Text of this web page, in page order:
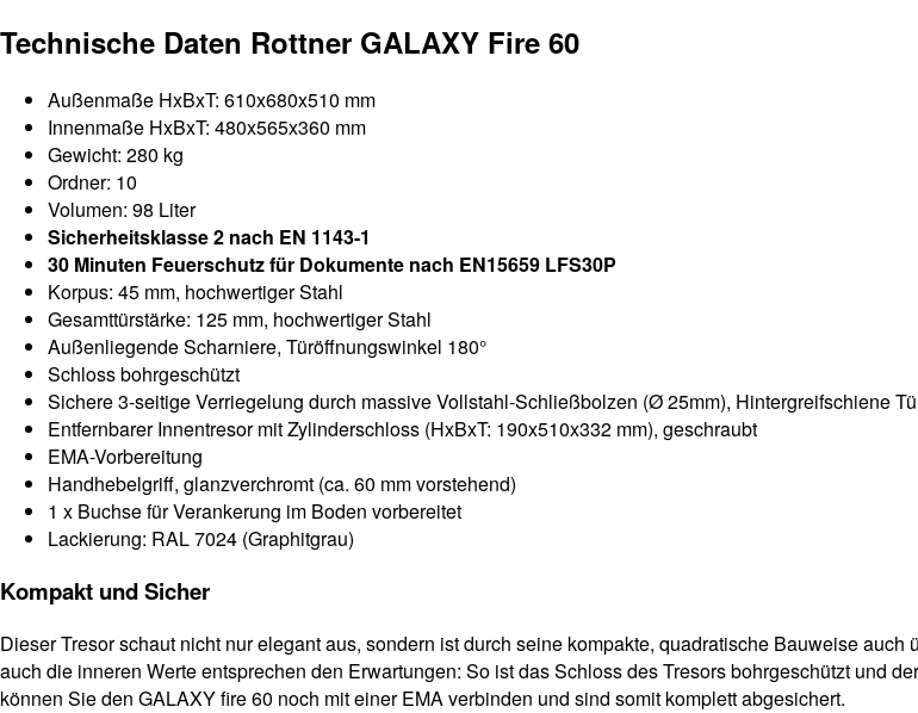
Technische Daten Rottner GALAXY Fire 60
Außenmaße HxBxT: 610x680x510 mm
Innenmaße HxBxT: 480x565x360 mm
Gewicht: 280 kg
Ordner: 10
Volumen: 98 Liter
Sicherheitsklasse 2 nach EN 1143-1
30 Minuten Feuerschutz für Dokumente nach EN15659 LFS30P
Korpus: 45 mm, hochwertiger Stahl
Gesamttürstärke: 125 mm, hochwertiger Stahl
Außenliegende Scharniere, Türöffnungswinkel 180°
Schloss bohrgeschützt
Sichere 3-seitige Verriegelung durch massive Vollstahl-Schließbolzen (Ø 25mm), Hintergreifschiene
Entfernbarer Innentresor mit Zylinderschloss (HxBxT: 190x510x332 mm), geschraubt
EMA-Vorbereitung
Handhebelgriff, glanzverchromt (ca. 60 mm vorstehend)
1 x Buchse für Verankerung im Boden vorbereitet
Lackierung: RAL 7024 (Graphitgrau)
Kompakt und Sicher
Dieser Tresor schaut nicht nur elegant aus, sondern ist durch seine kompakte, quadratische Bauweise
auch die inneren Werte entsprechen den Erwartungen: So ist das Schloss des Tresors bohrgeschützt und
können Sie den GALAXY fire 60 noch mit einer EMA verbinden und sind somit komplett abgesichert.